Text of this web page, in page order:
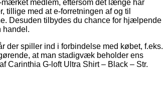
medlem, eftersom det længe har
med at e-forretningen af og til
Desuden tilbydes du chance for hjælpende
handel.
spiller ind i forbindelse med købet, f.eks.
at man stadigvæk beholder ens
Carinthia G-loft Ultra Shirt – Black – Str.